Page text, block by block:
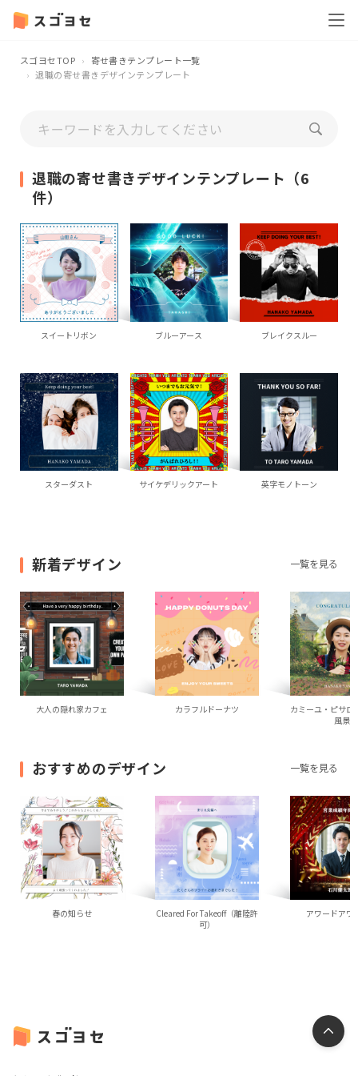
スゴヨセTOP
寄せ書きテンプレート一覧
退職の寄せ書きデザインテンプレート
退職の寄せ書きデザインテンプレート（6
件）
スイートリボン ブルーアース ブレイクスルー
スターダスト サイケデリックアート 英字モノトーン
新着デザイン 一覧を見る
大人の隠れ家カフェ カラフルドーナツ
カミーユ・ピサロ
風景
おすすめのデザイン 一覧を見る
春の知らせ
Cleared For Takeoff（離陸許
可）
アワードアワ